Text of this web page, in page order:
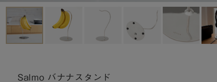
Salmo バナナスタンド